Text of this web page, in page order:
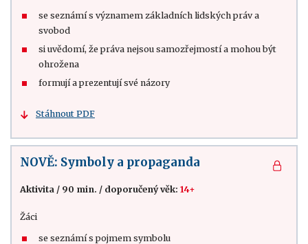
se seznámí s významem základních lidských práv a
svobod
si uvědomí, že práva nejsou samozřejmostí a mohou být
ohrožena
formují a prezentují své názory
Stáhnout PDF
NOVĚ: Symboly a propaganda
Aktivita / 90 min. / doporučený věk: 14+
Žáci
se seznámí s pojmem symbolu